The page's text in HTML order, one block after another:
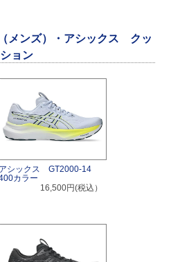
メンズ）・アシックス クッ
ション
アシックス GT2000-14
カラー
16,500円(税込）